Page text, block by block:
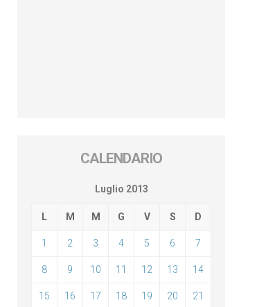
CALENDARIO
Luglio 2013
L M M G V S D
1 2 3 4 5 6 7
8 9 10 11 12 13 14
15 16 17 18 19 20 21